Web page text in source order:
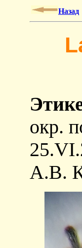
Назад
окр.
А.В.